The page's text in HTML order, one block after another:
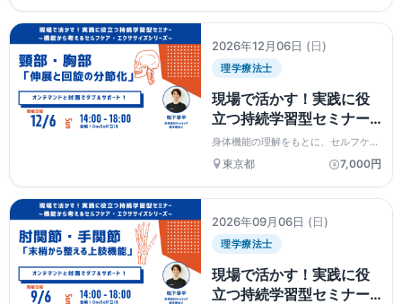
する評価思考」
台を体系的に身につけます。
2026年12月06日 (日)
理学療法士
現場で活かす！実践に役
立つ持続学習型セミナー
~機能から考えるセルフケ
ア・エクササイズシリー
と回旋の分節化」
身体機能の理解をもとに、セルフケア
やエクササイズの選択・指導を実践的
に学ぶシリーズ。評価の視点と実技を
台を体系的に身につけます。
東京都 7,000円
2026年09月06日 (日)
理学療法士
現場で活かす！実践に役
立つ持続学習型セミナー